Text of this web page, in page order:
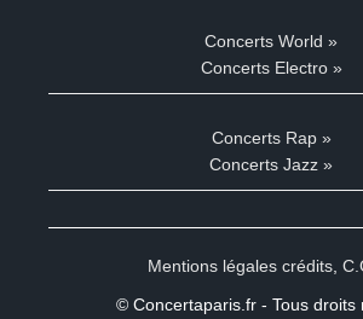
Concerts World »
Concerts Electro »
Concerts Rap »
Concerts Jazz »
Mentions légales crédits
© Concertaparis.fr - Tous droits